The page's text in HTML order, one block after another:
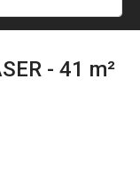
- 41 m²